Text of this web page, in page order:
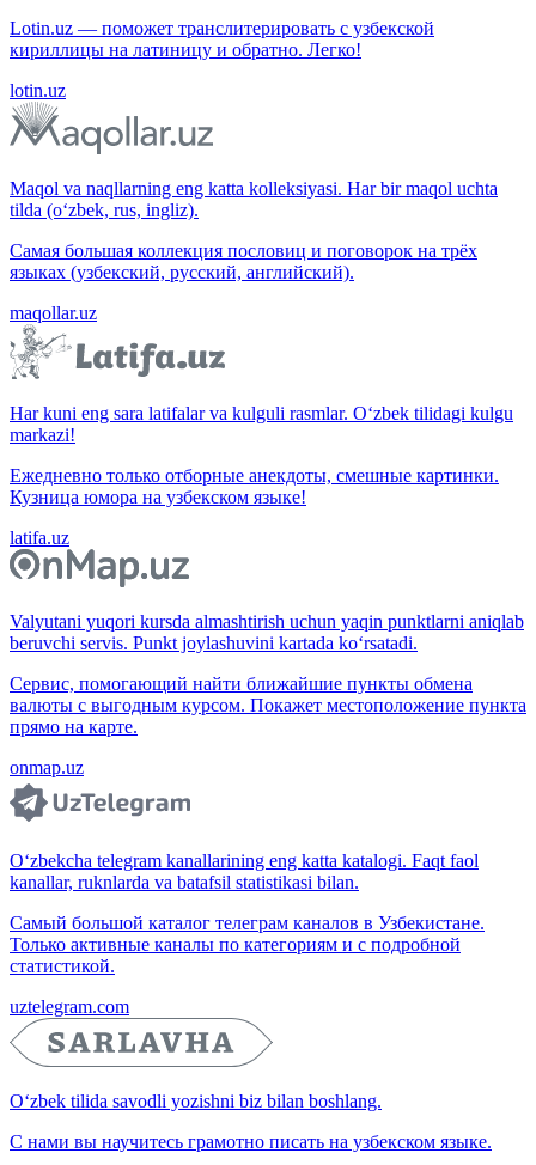
Lotin.uz — поможет транслитерировать с узбекской
кириллицы на латиницу и обратно. Легко!
lotin.uz
Maqol va naqllarning eng katta kolleksiyasi. Har bir maqol uchta
tilda (o‘zbek, rus, ingliz).
Самая большая коллекция пословиц и поговорок на трёх
языках (узбекский, русский, английский).
maqollar.uz
Har kuni eng sara latifalar va kulguli rasmlar. O‘zbek tilidagi kulgu
markazi!
Ежедневно только отборные анекдоты, смешные картинки.
Кузница юмора на узбекском языке!
latifa.uz
Valyutani yuqori kursda almashtirish uchun yaqin punktlarni aniqlab
beruvchi servis. Punkt joylashuvini kartada ko‘rsatadi.
Сервис, помогающий найти ближайшие пункты обмена
валюты с выгодным курсом. Покажет местоположение пункта
прямо на карте.
onmap.uz
O‘zbekcha telegram kanallarining eng katta katalogi. Faqt faol
kanallar, ruknlarda va batafsil statistikasi bilan.
Самый большой каталог телеграм каналов в Узбекистане.
Только активные каналы по категориям и с подробной
статистикой.
uztelegram.com
O‘zbek tilida savodli yozishni biz bilan boshlang.
С нами вы научитесь грамотно писать на узбекском языке.